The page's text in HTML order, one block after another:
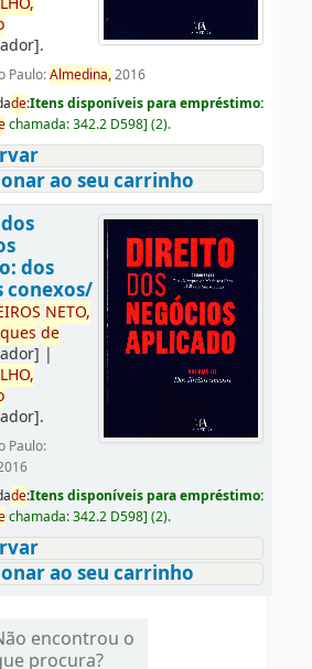
.
Paulo:Almedina,2016
de:Itens disponíveis para empréstimo:
chamada:342.2 D598] (2).
ao seu carrinho
dos
conexos/
IROS NETO,
de
|
.
Paulo:
de:Itens disponíveis para empréstimo:
chamada:342.2 D598] (2).
ao seu carrinho
encontrou o
procura?